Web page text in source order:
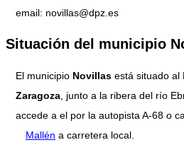
email: novillas@dpz.es
Situación del municipio
El municipio Novillas está situado al
Zaragoza , junto a la ribera del río
accede a el por la autopista A-68 o
Mallén a carretera local.